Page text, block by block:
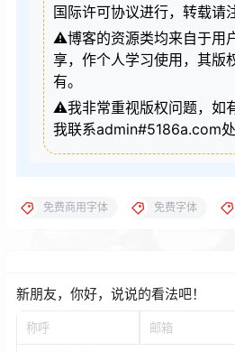
国际许可协议进行，转载请
⚠️博客的资源类均来自于用
享，作个人学习使用，其版
有。
⚠️我非常重视版权问题，如
我联系admin#5186a.com处
免费商用字体 免费字体
新朋友，你好，说说的看法吧！